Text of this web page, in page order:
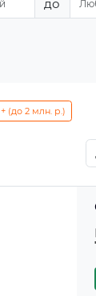
до
(до 2 млн. р.)